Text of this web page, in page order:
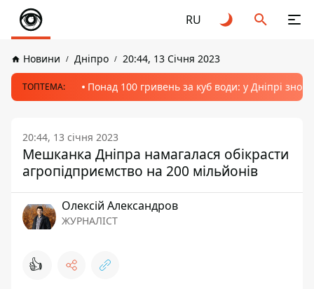
RU
Новини Дніпро 20:44, 13 Січня 2023
ТОПТЕМА: Понад 100 гривень за куб води: у Дніпрі
20:44, 13 січня 2023
Мешканка Дніпра намагалася обікрасти
агропідприємство на 200 мільйонів
Олексій Александров
ЖУРНАЛІСТ
👍